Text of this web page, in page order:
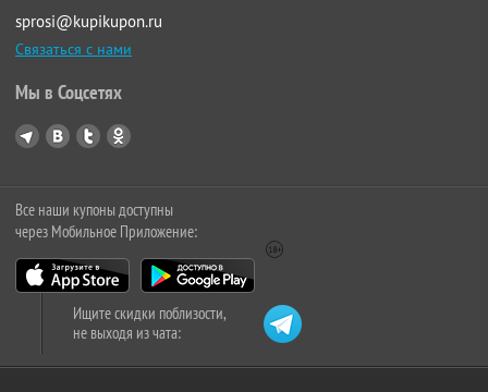
sprosi@kupikupon.ru
Связаться с нами
Мы в Соцсетях
Все наши купоны доступны
через Мобильное Приложение:
Ищите скидки поблизости,
не выходя из чата: